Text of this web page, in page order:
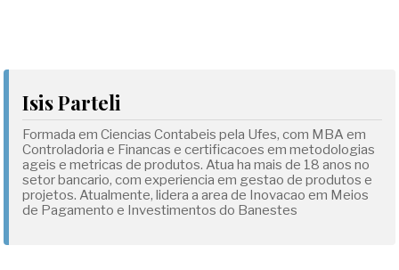
Isis Parteli
Formada em Ciencias Contabeis pela Ufes, com MBA em
Controladoria e Financas e certificacoes em metodologias
ageis e metricas de produtos. Atua ha mais de 18 anos no
setor bancario, com experiencia em gestao de produtos e
projetos. Atualmente, lidera a area de Inovacao em Meios
de Pagamento e Investimentos do Banestes